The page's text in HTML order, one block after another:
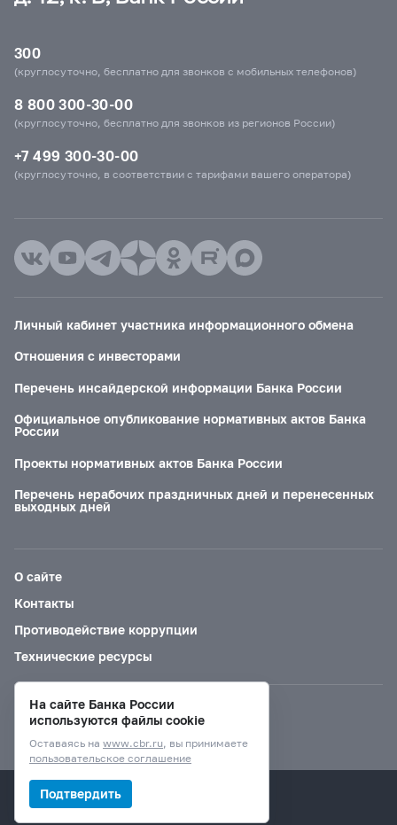
300
(круглосуточно, бесплатно для звонков с мобильных телефонов)
8 800 300-30-00
(круглосуточно, бесплатно для звонков из регионов России)
+7 499 300-30-00
(круглосуточно, в соответствии с тарифами вашего оператора)
Личный кабинет участника информационного обмена
Отношения с инвесторами
Перечень инсайдерской информации Банка России
Официальное опубликование нормативных актов Банка
России
Проекты нормативных актов Банка России
Перечень нерабочих праздничных дней и перенесенных
выходных дней
О сайте
Контакты
Противодействие коррупции
Технические ресурсы
Версия для слабовидящих
© Банк России, 2000–2026.
На сайте Банка России
используются файлы cookie
Оставаясь на www.cbr.ru, вы принимаете
пользовательское соглашение
Подтвердить